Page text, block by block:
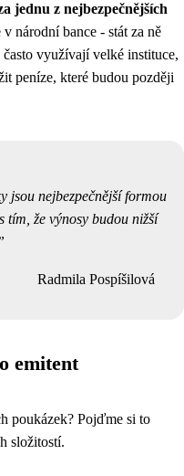
jednu z nejbezpečnějších
národní bance - stát za ně
využívají velké instituce,
peníze, které budou později
jsou nejbezpečnější formou
tím, že výnosy budou nižší
Radmila Pospíšilová
emitent
poukázek? Pojďme si to
složitostí.